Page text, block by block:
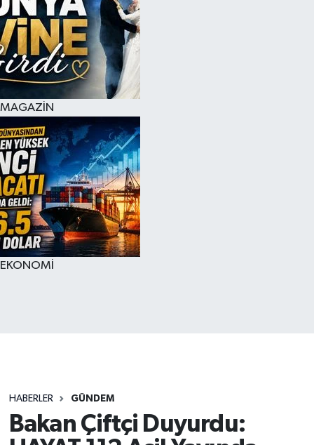
MAGAZİN
EKONOMİ
HABERLER GÜNDEM
Bakan Çiftçi Duyurdu: